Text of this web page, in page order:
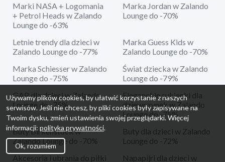
Marki NASA + Logomania
+ Petrol Heads w Zalando
Lounge do -63%
Marka Jordan w Zalando
Lounge do -70%
Letnie trendy dla dzieci w
Zalando Lounge do -77%
Marka Guess Kids w
Zalando Lounge do -70%
Marka Schiesser w Zalando
Lounge do -75%
Świat dziecka w Zalando
Lounge do -79%
GAP dla dzieci w Zalando
Lounge do -75%
Eleganckie sukienki dla
dziewczynek w Zalando
Lounge do -75%
Buty Birkenstock w
Zalando Lounge do -70%
Buty dla dzieci w Zalando
Lounge do -72%
Akcesoria i ubrania do piłki
Napapijri dla dzieci w
Używamy plików cookies, by ułatwić korzystanie z naszych
serwisów. Jeśli nie chcesz, by pliki cookies były zapisywane na
Twoim dysku, zmień ustawienia swojej przeglądarki. Więcej
informacji: polityka prywatności.
Ok, rozumiem